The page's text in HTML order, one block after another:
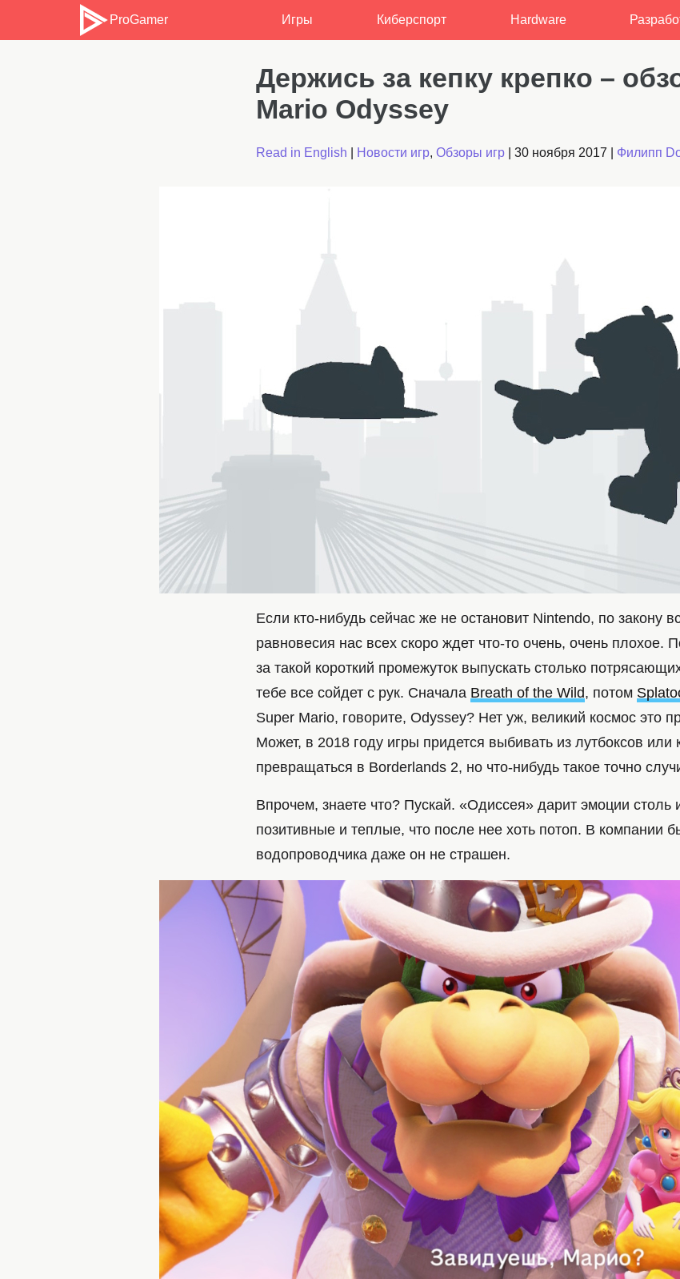
ProGamer Игры Киберспорт Hardware
Держись за кепку крепко –
Mario Odyssey
Read in English Новости игр, Обзоры игр 30 ноября 2017 Филипп
Если кто-нибудь сейчас же не остановит Nintendo, по закону
равновесия нас всех скоро ждет что-то очень, очень плохое.
за такой короткий промежуток выпускать столько
тебе все сойдет с рук. Сначала Breath of the Wild, потом
Super Mario, говорите, Odyssey? Нет уж, великий космос это
Может, в 2018 году игры придется выбивать из лутбоксов или
превращаться в Borderlands 2, но что-нибудь такое точно
Впрочем, знаете что? Пускай. «Одиссея» дарит эмоции столь
позитивные и теплые, что после нее хоть потоп. В компании
водопроводчика даже он не страшен.